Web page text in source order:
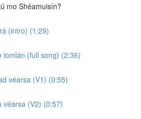
mo Shéamuisín?
(intro) (1:29)
iomlán (full song) (2:36)
véarsa (V1) (0:55)
véarsa (V2) (0:57)